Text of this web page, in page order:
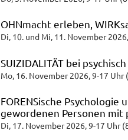
OHNmacht erleben,
Di, 10. und Mi, 11. November
SUIZIDALITÄT bei
Mo, 16. November 2026, 9-17 Uhr
FORENSische
gewordenen Personen mit
Di, 17. November 2026, 9-17 Uhr